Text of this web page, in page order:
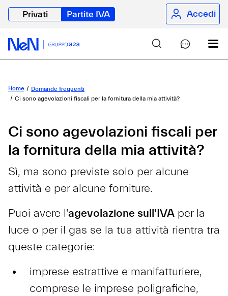
Privati Partite IVA Accedi
Home
Domande frequenti
Ci sono agevolazioni fiscali per la fornitura della mia attività?
Ci sono agevolazioni fiscali per
la fornitura della mia attività?
Sì, ma sono previste solo per alcune
attività e per alcune forniture.
Puoi avere l'agevolazione sull'IVA per la
luce o per il gas se la tua attività rientra tra
queste categorie:
imprese estrattive e manifatturiere,
comprese le imprese poligrafiche,